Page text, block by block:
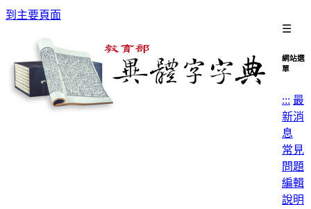
到主要頁面
☰
網站選
單
::: 最
新消
息
常見
問題
編輯
說明